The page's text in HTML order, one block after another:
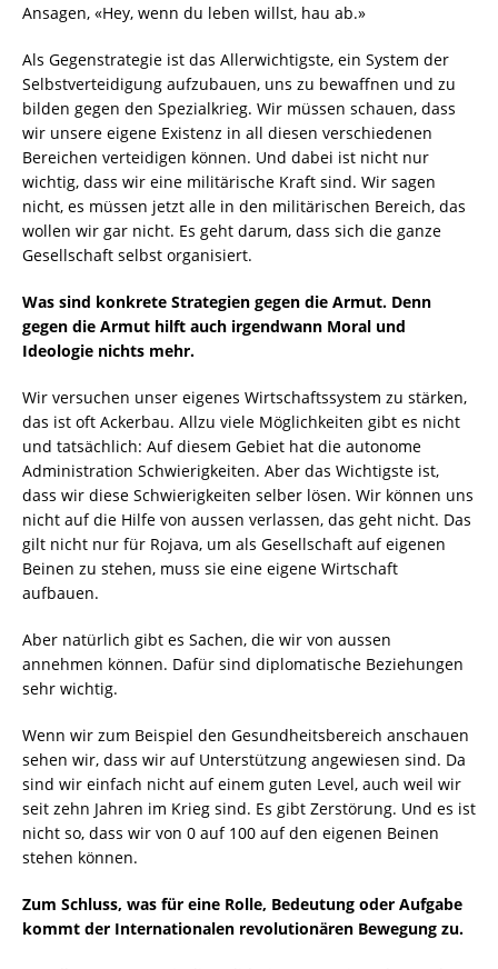
Ansagen, «Hey, wenn du leben willst, hau ab.»
Als Gegenstrategie ist das Allerwichtigste, ein System der
Selbstverteidigung aufzubauen, uns zu bewaffnen und zu
bilden gegen den Spezialkrieg. Wir müssen schauen, dass
wir unsere eigene Existenz in all diesen verschiedenen
Bereichen verteidigen können. Und dabei ist nicht nur
wichtig, dass wir eine militärische Kraft sind. Wir sagen
nicht, es müssen jetzt alle in den militärischen Bereich, das
wollen wir gar nicht. Es geht darum, dass sich die ganze
Gesellschaft selbst organisiert.
Was sind konkrete Strategien gegen die Armut. Denn
gegen die Armut hilft auch irgendwann Moral und
Ideologie nichts mehr.
Wir versuchen unser eigenes Wirtschaftssystem zu stärken,
das ist oft Ackerbau. Allzu viele Möglichkeiten gibt es nicht
und tatsächlich: Auf diesem Gebiet hat die autonome
Administration Schwierigkeiten. Aber das Wichtigste ist,
dass wir diese Schwierigkeiten selber lösen. Wir können uns
nicht auf die Hilfe von aussen verlassen, das geht nicht. Das
gilt nicht nur für Rojava, um als Gesellschaft auf eigenen
Beinen zu stehen, muss sie eine eigene Wirtschaft
aufbauen.
Aber natürlich gibt es Sachen, die wir von aussen
annehmen können. Dafür sind diplomatische Beziehungen
sehr wichtig.
Wenn wir zum Beispiel den Gesundheitsbereich anschauen
sehen wir, dass wir auf Unterstützung angewiesen sind. Da
sind wir einfach nicht auf einem guten Level, auch weil wir
seit zehn Jahren im Krieg sind. Es gibt Zerstörung. Und es ist
nicht so, dass wir von 0 auf 100 auf den eigenen Beinen
stehen können.
Zum Schluss, was für eine Rolle, Bedeutung oder Aufgabe
kommt der Internationalen revolutionären Bewegung zu.